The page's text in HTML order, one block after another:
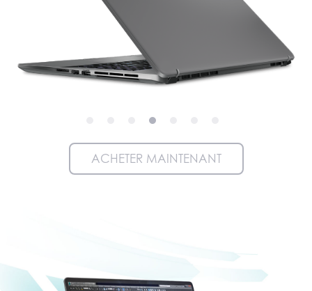
ACHETER MAINTENANT